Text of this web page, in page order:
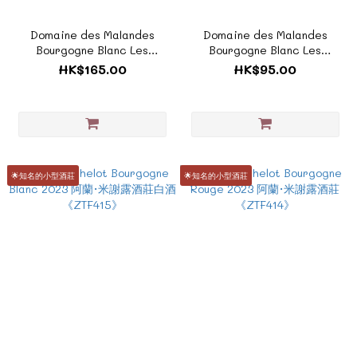
Domaine des Malandes
Bourgogne Blanc Les
Malandes chardonnay 2024
馬蘭德酒莊勃艮第白酒
HK$165.00
Domaine des Malandes
Bourgogne Blanc Les
Malandes chardonnay 2024
馬蘭德酒莊勃艮第白酒 375ml
HK$95.00
🌟知名的小型酒莊 🌟知名的小型酒莊